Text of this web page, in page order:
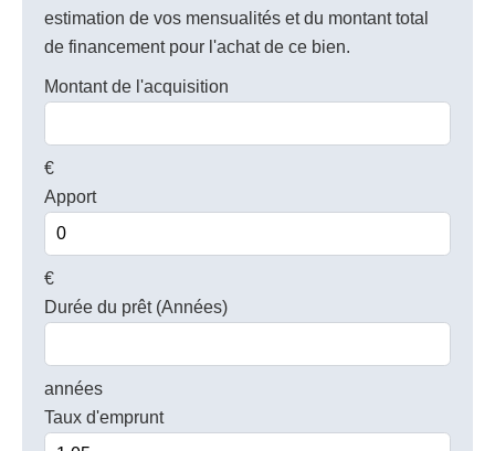
estimation de vos mensualités et du montant total
de financement pour l'achat de ce bien.
Montant de l'acquisition
€
Apport
€
Durée du prêt (Années)
années
Taux d'emprunt